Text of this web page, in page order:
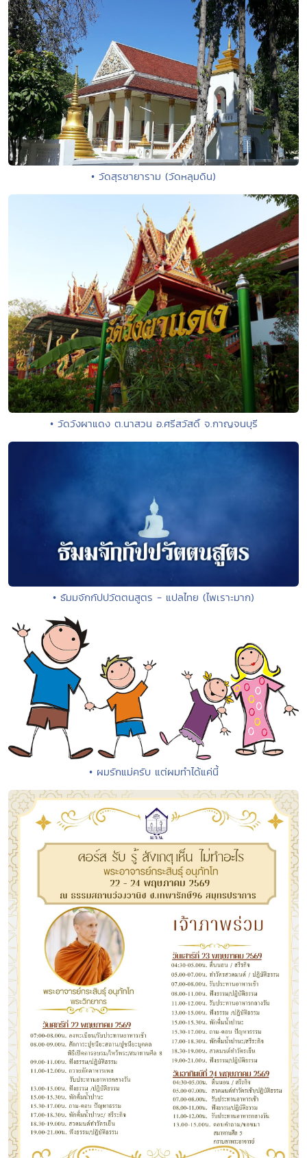
• วัดสุรชายาราม (วัดหลุมดิน)
• วัดวังผาแดง ต.นาสวน อ.ศรีสวัสดิ์ จ.กาญจนบุรี
• ธัมมจักกัปปวัตตนสูตร - แปลไทย (ไพเราะมาก)
• ผมรักแม่ครับ แต่ผมทำได้แค่นี้